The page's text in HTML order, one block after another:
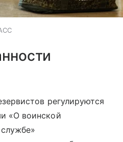
регулируются
«О воинской